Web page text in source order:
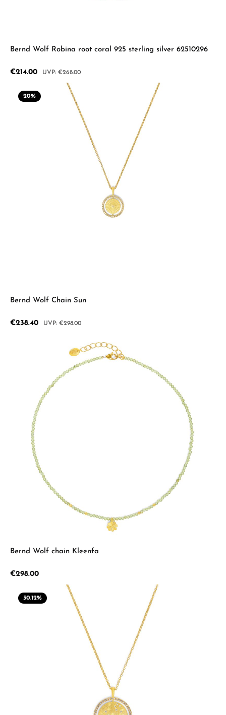
Bernd Wolf Robina root coral 925 sterling silver 62510296
Sale price:
€214.00 Regular price:
€268.00
20%
Bernd Wolf Chain Sun
Sale price:
€238.40 Regular price:
€298.00
Bernd Wolf chain Kleenfa
Regular price:
€298.00
30.12%